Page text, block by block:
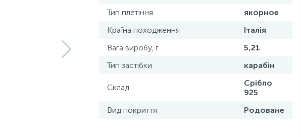
Тип плетіння
якорное
Країна походження
Італія
Вага виробу, г.
5,21
Тип застібки
карабін
Склад
Срібло
925
Вид покриття
Родоване